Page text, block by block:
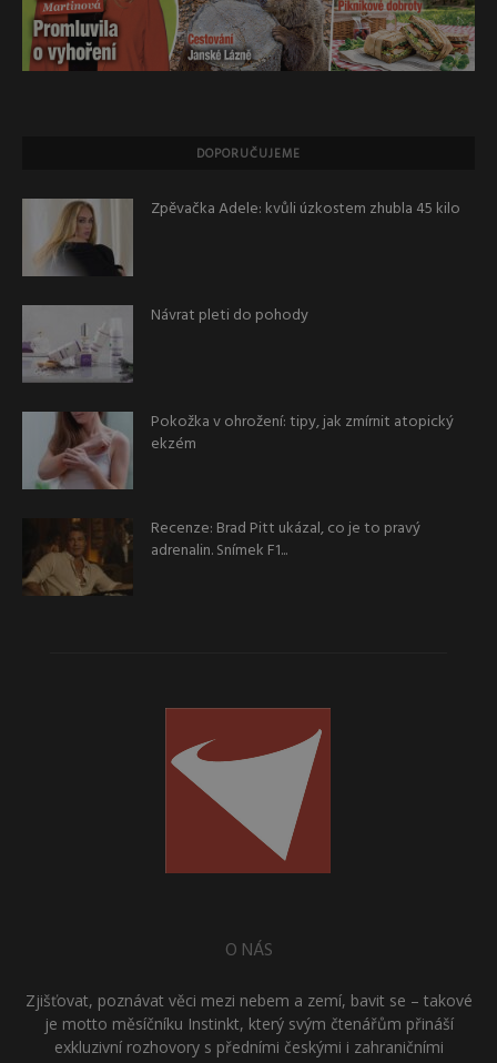
DOPORUČUJEME
Zpěvačka Adele: kvůli úzkostem zhubla 45 kilo
Návrat pleti do pohody
Pokožka v ohrožení: tipy, jak zmírnit atopický
ekzém
Recenze: Brad Pitt ukázal, co je to pravý
adrenalin. Snímek F1...
O NÁS
Zjišťovat, poznávat věci mezi nebem a zemí, bavit se – takové
je motto měsíčníku Instinkt, který svým čtenářům přináší
exkluzivní rozhovory s předními českými i zahraničními